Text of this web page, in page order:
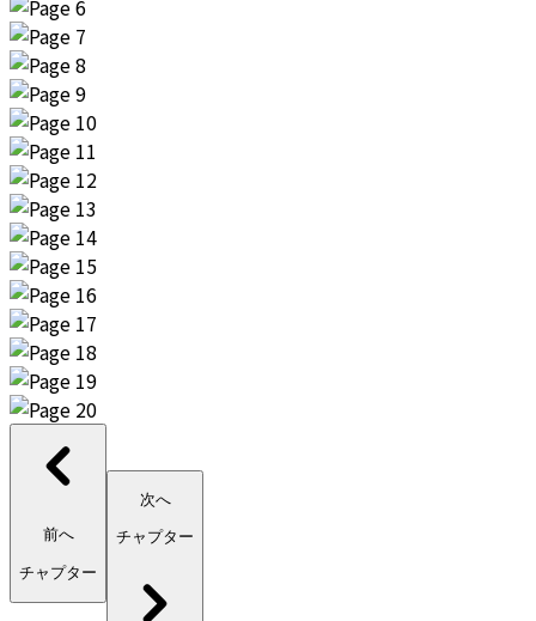
前へ
チャプター
次へ
チャプター